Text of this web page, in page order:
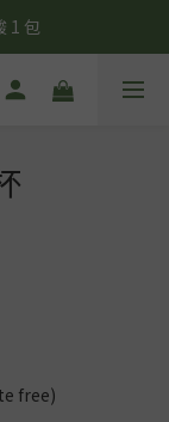
起
1 包
起
free)